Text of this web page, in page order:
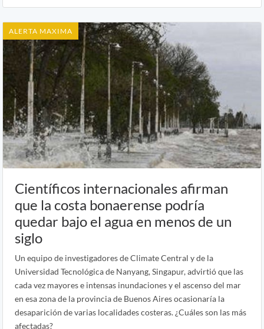
ALERTA MAXIMA
Científicos internacionales afirman
que la costa bonaerense podría
quedar bajo el agua en menos de un
siglo
Un equipo de investigadores de Climate Central y de la
Universidad Tecnológica de Nanyang, Singapur, advirtió que las
cada vez mayores e intensas inundaciones y el ascenso del mar
en esa zona de la provincia de Buenos Aires ocasionaría la
desaparición de varias localidades costeras. ¿Cuáles son las más
afectadas?